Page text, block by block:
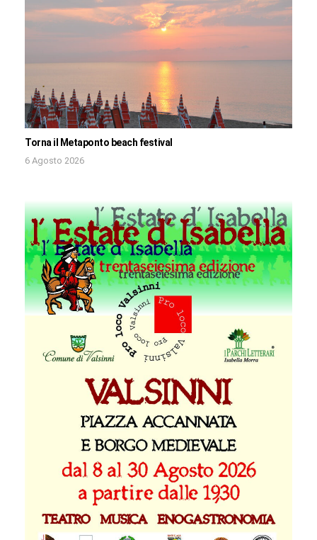
Torna il Metaponto beach festival
6 Agosto 2026